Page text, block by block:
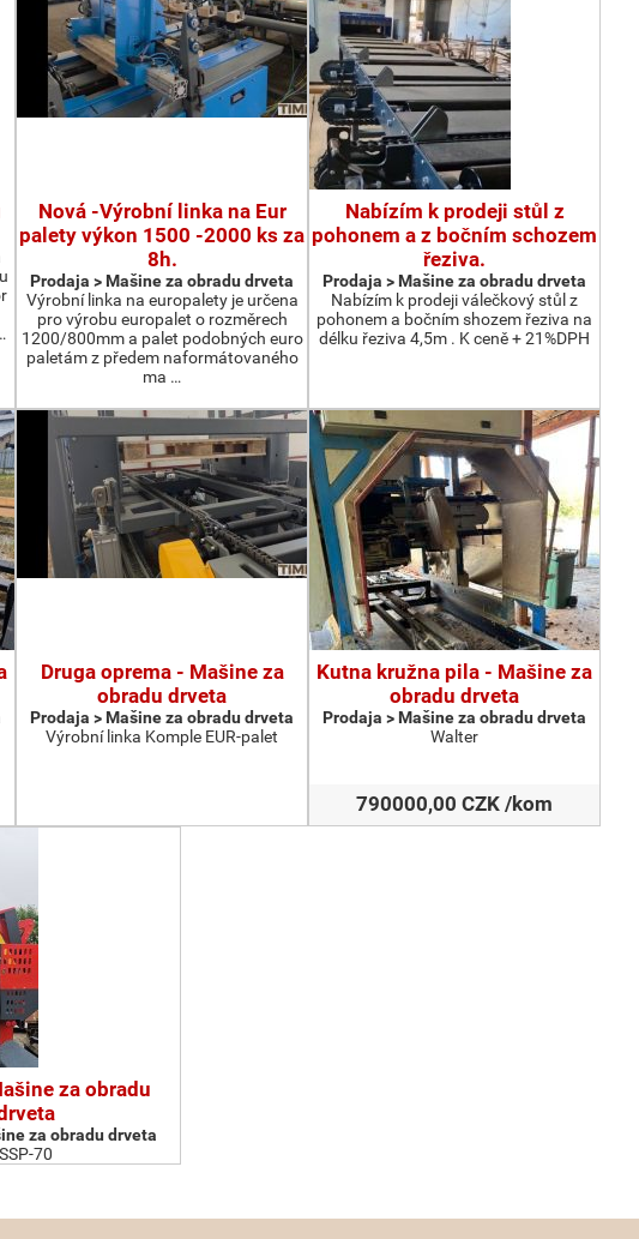
Nová -Výrobní linka na Eur
palety výkon 1500 -2000 ks za
8h.
Prodaja > Мašine za obradu drveta
Výrobní linka na europalety je určena
pro výrobu europalet o rozměrech
1200/800mm a palet podobných euro
paletám z předem naformátovaného
ma …
Nabízím k prodeji stůl z
pohonem a z bočním schozem
řeziva.
Prodaja > Мašine za obradu drveta
Nabízím k prodeji válečkový stůl z
pohonem a bočním shozem řeziva na
délku řeziva 4,5m . K ceně + 21%DPH
Druga oprema - Мašine za
obradu drveta
Prodaja > Мašine za obradu drveta
Výrobní linka Komple EUR-palet
Kutna kružna pila - Мašine za
obradu drveta
Prodaja > Мašine za obradu drveta
Walter
790000,00 CZK /kom
za obradu
za obradu drveta
SSP-70